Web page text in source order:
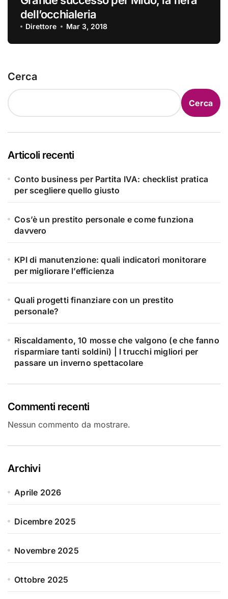
dell’occhialeria
Direttore Mar 3, 2018
Cerca
Cerca
Articoli recenti
Conto business per Partita IVA: checklist pratica
per scegliere quello giusto
Cos’è un prestito personale e come funziona
davvero
KPI di manutenzione: quali indicatori monitorare
per migliorare l’efficienza
Quali progetti finanziare con un prestito
personale?
Riscaldamento, 10 mosse che valgono (e che fanno
risparmiare tanti soldini) | I trucchi migliori per
passare un inverno spettacolare
Commenti recenti
Nessun commento da mostrare.
Archivi
Aprile 2026
Dicembre 2025
Novembre 2025
Ottobre 2025